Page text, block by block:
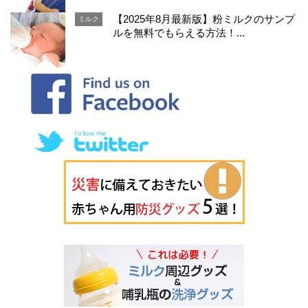
ミルク
【2025年8月最新版】粉ミルクのサンプ
ルを無料でもらえる方法！...